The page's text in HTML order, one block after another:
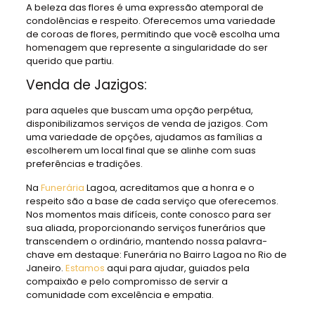
A beleza das flores é uma expressão atemporal de
condolências e respeito. Oferecemos uma variedade
de coroas de flores, permitindo que você escolha uma
homenagem que represente a singularidade do ser
querido que partiu.
Venda de Jazigos:
para aqueles que buscam uma opção perpétua,
disponibilizamos serviços de venda de jazigos. Com
uma variedade de opções, ajudamos as famílias a
escolherem um local final que se alinhe com suas
preferências e tradições.
Na Funerária Lagoa, acreditamos que a honra e o
respeito são a base de cada serviço que oferecemos.
Nos momentos mais difíceis, conte conosco para ser
sua aliada, proporcionando serviços funerários que
transcendem o ordinário, mantendo nossa palavra-
chave em destaque: Funerária no Bairro Lagoa no Rio de
Janeiro. Estamos aqui para ajudar, guiados pela
compaixão e pelo compromisso de servir a
comunidade com excelência e empatia.